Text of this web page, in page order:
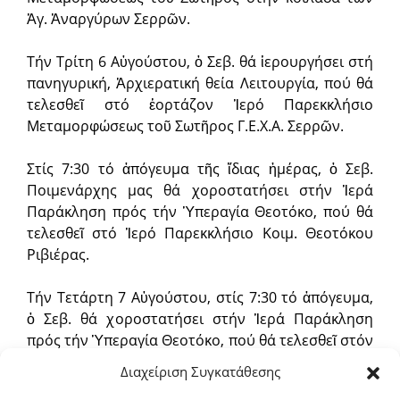
Διαχείριση Συγκατάθεσης
Ἁγ. Ἀναργύρων Σερρῶν.
Τήν Τρίτη 6 Αὐγούστου, ὁ Σεβ. θά ἱερουργήσει στή
πανηγυρική, Ἀρχιερατική θεία Λειτουργία, πού θά
τελεσθεῖ στό ἑορτάζον Ἱερό Παρεκκλήσιο
Μεταμορφώσεως τοῦ Σωτῆρος Γ.Ε.Χ.Α. Σερρῶν.
Στίς 7:30 τό ἀπόγευμα τῆς ἴδιας ἡμέρας, ὁ Σεβ.
Ποιμενάρχης μας θά χοροστατήσει στήν Ἱερά
Παράκληση πρός τήν Ὑπεραγία Θεοτόκο, πού θά
τελεσθεῖ στό Ἱερό Παρεκκλήσιο Κοιμ. Θεοτόκου
Ριβιέρας.
Τήν Τετάρτη 7 Αὐγούστου, στίς 7:30 τό ἀπόγευμα,
ὁ Σεβ. θά χοροστατήσει στήν Ἱερά Παράκληση
πρός τήν Ὑπεραγία Θεοτόκο, πού θά τελεσθεῖ στόν
Ἱερό Ναό Ἁγ. Δημητρίου Ἀρέθουσας.